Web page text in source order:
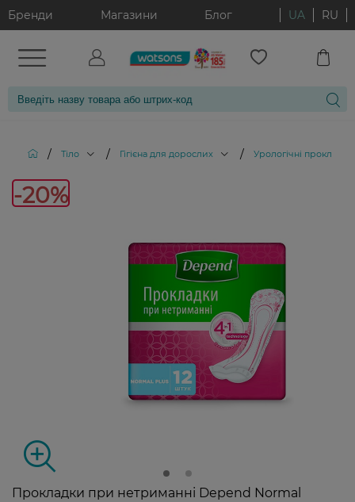
Бренди Магазини Блог UA RU
/ Тіло / Гігієна для дорослих / Урологічні прокладки
-20%
Прокладки при нетриманні Depend Normal